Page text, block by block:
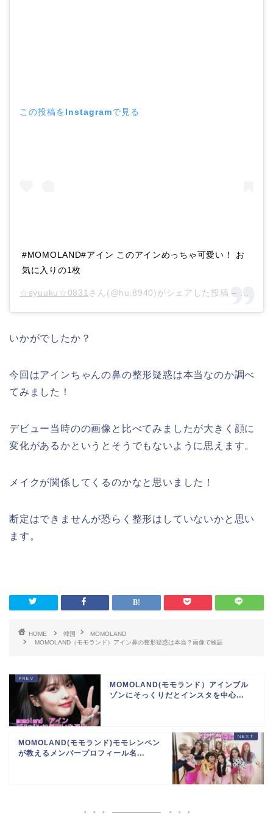
この投稿をInstagramで見る
#MOMOLAND#アイン このアインめっちゃ可愛い！ お
気に入りの1枚
☆syuuku☆0831 さん(@hu.8940)がシェアした投稿 –
いかがでしたか？
今回はアインちゃんの鼻の整形疑惑は本当なのか調べ
てみました！
デビュー当時のの画像と比べてみましたが大きく顔に
変化があるかというとそうでもないように思えます。
メイクが関係してくるのかなと思いました！
断定はできませんが恐らく整形はしていないかと思い
ます。
HOME 韓国
MOMOLAND
MOMOLAND（モモランド）アイン鼻の整形疑惑は本当？画像で検証
MOMOLAND(モモランド）アインブル
ゾンにそっくりだとインスタを中心...
MOMOLAND(モモランド)モモレンペン
が教えるメンバープロフィール名...